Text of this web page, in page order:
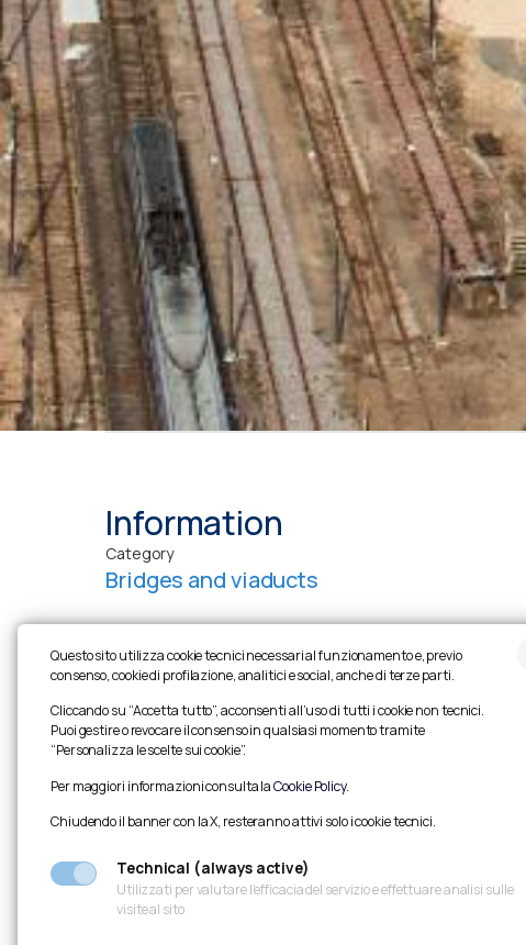
Information
Category
Bridges and viaducts
Questo sito utilizza cookie tecnici necessari al funzionamento e, previo
consenso, cookie di profilazione, analitici e social, anche di terze parti.
Cliccando su “Accetta tutto”, acconsenti all’uso di tutti i cookie non tecnici.
Puoi gestire o revocare il consenso in qualsiasi momento tramite
“Personalizza le scelte sui cookie”.
Per maggiori informazioni consulta laCookie Policy.
Chiudendo il banner con la X, resteranno attivi solo i cookie tecnici.
Technical (always active)
Utilizzati per valutare l’efficacia del servizio e effettuare analisi sulle
visite al sito